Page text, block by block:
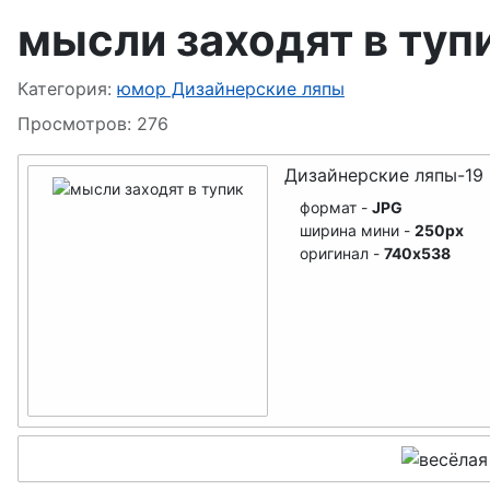
мысли заходят в
Информация о материале
Категория: юмор Дизайнерские ляпы
Просмотров: 276
Дизайнерские ляпы-19
формат - JPG
ширина мини - 250px
оригинал - 740x538